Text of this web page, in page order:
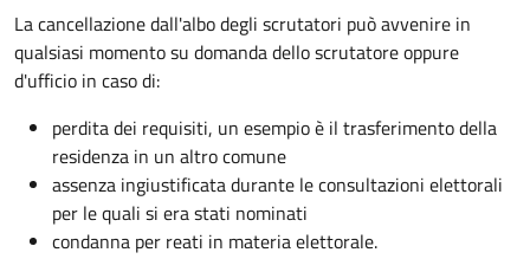
La cancellazione dall'albo degli scrutatori può avvenire in
qualsiasi momento su domanda dello scrutatore oppure
d'ufficio in caso di:
perdita dei requisiti, un esempio è il trasferimento della
residenza in un altro comune
assenza ingiustificata durante le consultazioni elettorali
per le quali si era stati nominati
condanna per reati in materia elettorale.